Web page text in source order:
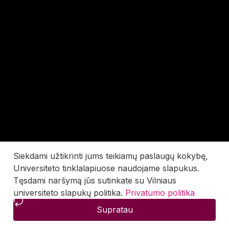
Siekdami užtikrinti jums teikiamų paslaugų kokybę,
Universiteto tinklalapiuose naudojame slapukus.
Tęsdami naršymą jūs sutinkate su Vilniaus
universiteto slapukų politika. Privatumo politika
Supratau